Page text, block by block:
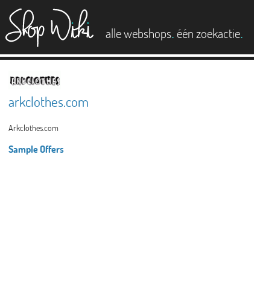
alle webshops. één zoekactie.
arkclothes.com
Arkclothes.com
Sample Offers